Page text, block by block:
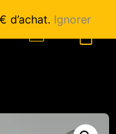
d’achat. Ignorer